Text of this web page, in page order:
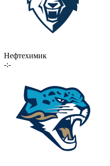
Нефтехимик
-:-